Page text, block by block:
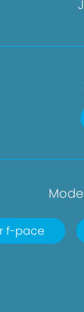
f-pace